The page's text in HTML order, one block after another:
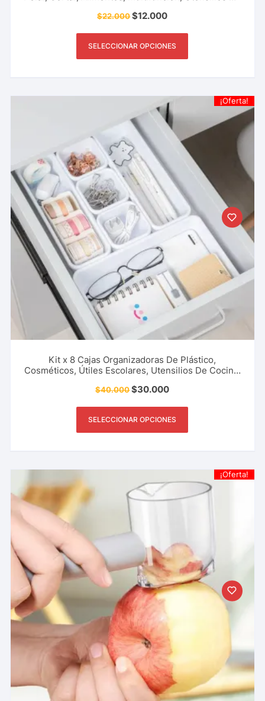
$22.000$12.000
SELECCIONAR OPCIONES
¡Oferta!
Kit x 8 Cajas Organizadoras De Plástico,
Cosméticos, Útiles Escolares, Utensilios De Cocina,
Más.
$40.000$30.000
SELECCIONAR OPCIONES
¡Oferta!